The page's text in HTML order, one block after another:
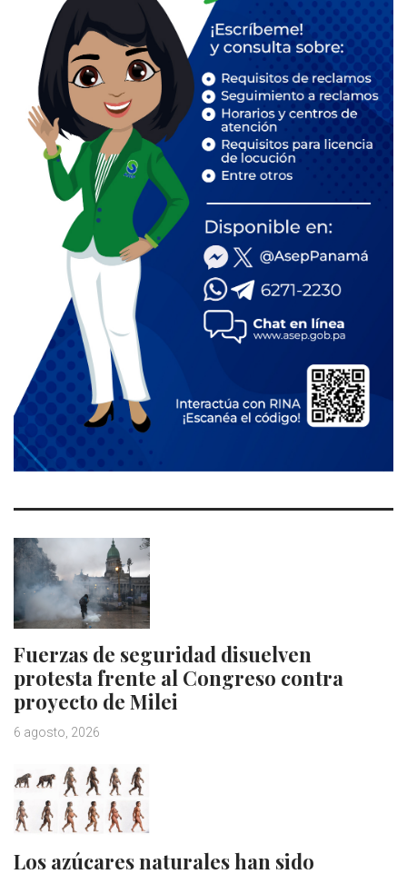
Fuerzas de seguridad disuelven
protesta frente al Congreso contra
proyecto de Milei
6 agosto, 2026
Los azúcares naturales han sido